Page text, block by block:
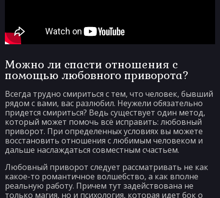
Можно ли спасти отношения с
помощью любовного приворота?
Всегда трудно смириться с тем, что человек, бывший
рядом с вами, вас разлюбил. Неужели обязательно
придется смириться? Ведь существует один метод,
который может помочь всё исправить: любовный
приворот. При определенных условиях вы можете
восстановить отношения с любимым человеком и
дальше наслаждаться совместным счастьем.
Любовный приворот следует рассматривать не как
какое-то романтичное волшебство, а как вполне
реальную работу. Причем тут задействована не
только магия, но и психология, которая идет бок о